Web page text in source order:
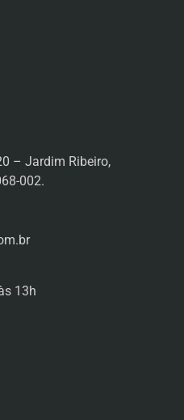
– Jardim Ribeiro,
002.
13h